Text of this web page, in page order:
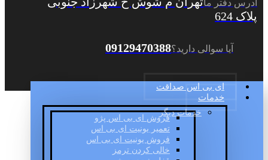
آدرس دفتر ما
پلاک 624
آیا سوالی دارید؟09129470388
ای بی اس صداقت
خدمات
خدمات دیگر
فروش ای بی اس پژو
تعمیر یونیت ای بی اس
فروش یونیت ای بی اس
خالی کردن ترمز